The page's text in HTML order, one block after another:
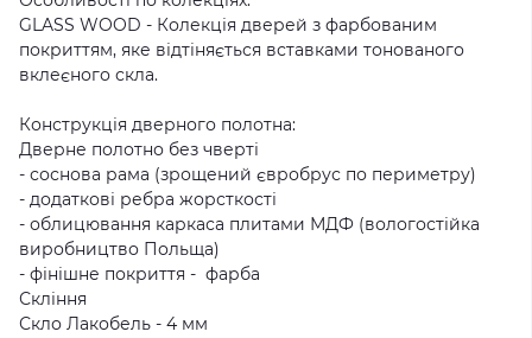
GLASS WOOD - Колекція дверей з фарбованим
покриттям, яке відтіняється вставками тонованого
вклеєного скла.
Конструкція дверного полотна:
Дверне полотно без чверті
- соснова рама (зрощений євробрус по периметру)
- додаткові ребра жорсткості
- облицювання каркаса плитами МДФ (вологостійка
виробництво Польща)
- фінішне покриття - фарба
Скління
Скло Лакобель - 4 мм